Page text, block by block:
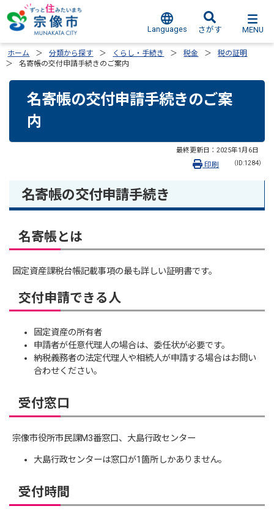
Languages さがす MENU
ホーム 分類から探す くらし・手続き 税金
税の証明
名寄帳の交付申請手続きのご案内
名寄帳の交付申請手続きのご案
内
最終更新日： 2025年1月6日
（ID:1284）
印刷
名寄帳の交付申請手続き
名寄帳とは
固定資産課税台帳記載事項の最も詳しい証明書です。
交付申請できる人
固定資産の所有者
申請者が任意代理人の場合は、委任状が必要です。
納税義務者の法定代理人や相続人が申請する場合はお問い
合わせください。
受付窓口
宗像市役所市民課M3番窓口、大島行政センター
大島行政センターは窓口が1箇所しかありません。
受付時間